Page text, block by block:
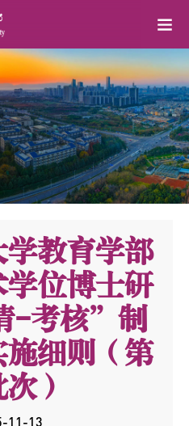
教育学部
学位博士研
-考核”制
细则（第
）
11-13